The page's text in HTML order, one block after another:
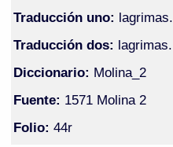
Traducción uno: lagrimas.
Traducción dos: lagrimas.
Diccionario: Molina_2
Fuente: 1571 Molina 2
Folio: 44r